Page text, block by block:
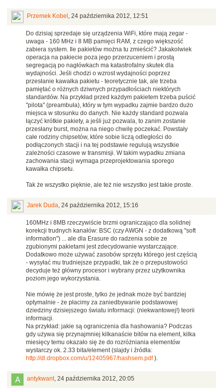
Przemek Kobel , 24 października 2012, 12:51
Do dzisiaj sprzedaje się urządzenia WiFi, które mają zegar -
uwaga - 160 MHz i 8 MB pamięci RAM, z czego większość
zabiera system. Ile pakietów można tu zmieścić? Jakakolwiek
operacja na pakiecie poza jego przerzuceniem i prostą
segregacją po nagłówkach ma katastrofalny skutek dla
wydajności. Jeśli chodzi o wzrost wydajności poprzez
przesłanie kawałka pakietu - teoretycznie tak, ale trzeba
pamiętać o różnych dziwnych przypadłościach niektórych
standardów. Na przykład przed każdym pakietem trzeba puścić
"pilota" (preambuła), który w tym wypadku zajmie bardzo dużo
miejsca w stosunku do danych. Nie każdy standard pozwala
łączyć krótkie pakiety, a jeśli już pozwala, to zanim zostanie
przesłany burst, można na niego chwilę poczekać. Powstały
całe rodziny chipsetów, które sobie liczą odległości do
podłączonych stacji i na tej podstawie regulują wszystkie
zależności czasowe w transmisji. W takim wypadku zmiana
zachowania stacji wymaga przeprojektowania sporego
kawałka chipsetu.
Tak że wszystko pięknie, ale też nie wszystko jest takie proste.
Jarek Duda, 24 października 2012, 15:16
160MHz i 8MB rzeczywiście brzmi ograniczająco dla solidnej
korekcji trudnych kanałów: BSC (czy AWGN - z dodatkową "soft
information") ... ale dla Erasure do radzenia sobie ze
zgubionymi pakietami jest zdecydowanie wystarczające.
Dodatkowo może używać zasobów sprzętu którego jest częścią
- wysyłać mu trudniejsze przypadki, tak że o przepustowości
decyduje też główny procesor i wybrany przez użytkownika
poziom jego wykorzystania.
Nie mówię że jest proste, tylko że jednak może być bardziej
optymalnie - że płacimy za zaniedbywanie podstawowej
dziedziny dzisiejszego światu informacji: (niekwantowej!) teorii
informacji.
Na przykład: jakie są ograniczenia dla hashowania? Podczas
gdy używa się przynajmniej kilkanaście bitów na element, kilka
miesięcy temu okazało się że do rozróżniania elementów
wystarczy ok. 2.33 bita/element (slajdy i źródła:
http://dl.dropbox.com/u/12405967/hashsem.pdf).
antykwant, 24 października 2012, 20:05